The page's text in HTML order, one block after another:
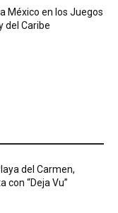
México en los Juegos
del Caribe
del Carmen,
con “Deja Vu”